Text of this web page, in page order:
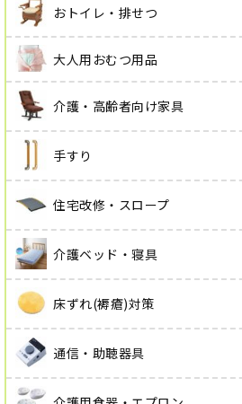
おトイレ・排せつ
大人用おむつ用品
介護・高齢者向け家具
手すり
住宅改修・スロープ
介護ベッド・寝具
床ずれ(褥瘡)対策
通信・助聴器具